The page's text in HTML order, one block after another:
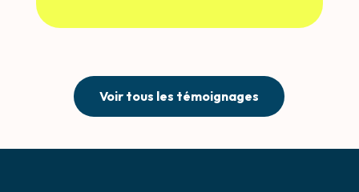
Voir tous les témoignages